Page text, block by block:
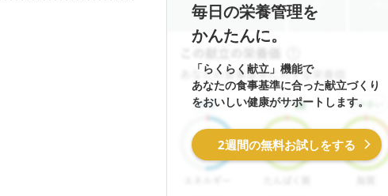
毎日の栄養管理を
かんたんに。
「らくらく献立」機能で
あなたの食事基準に合った献立づくり
をおいしい健康がサポートします。
2週間の無料お試しをする